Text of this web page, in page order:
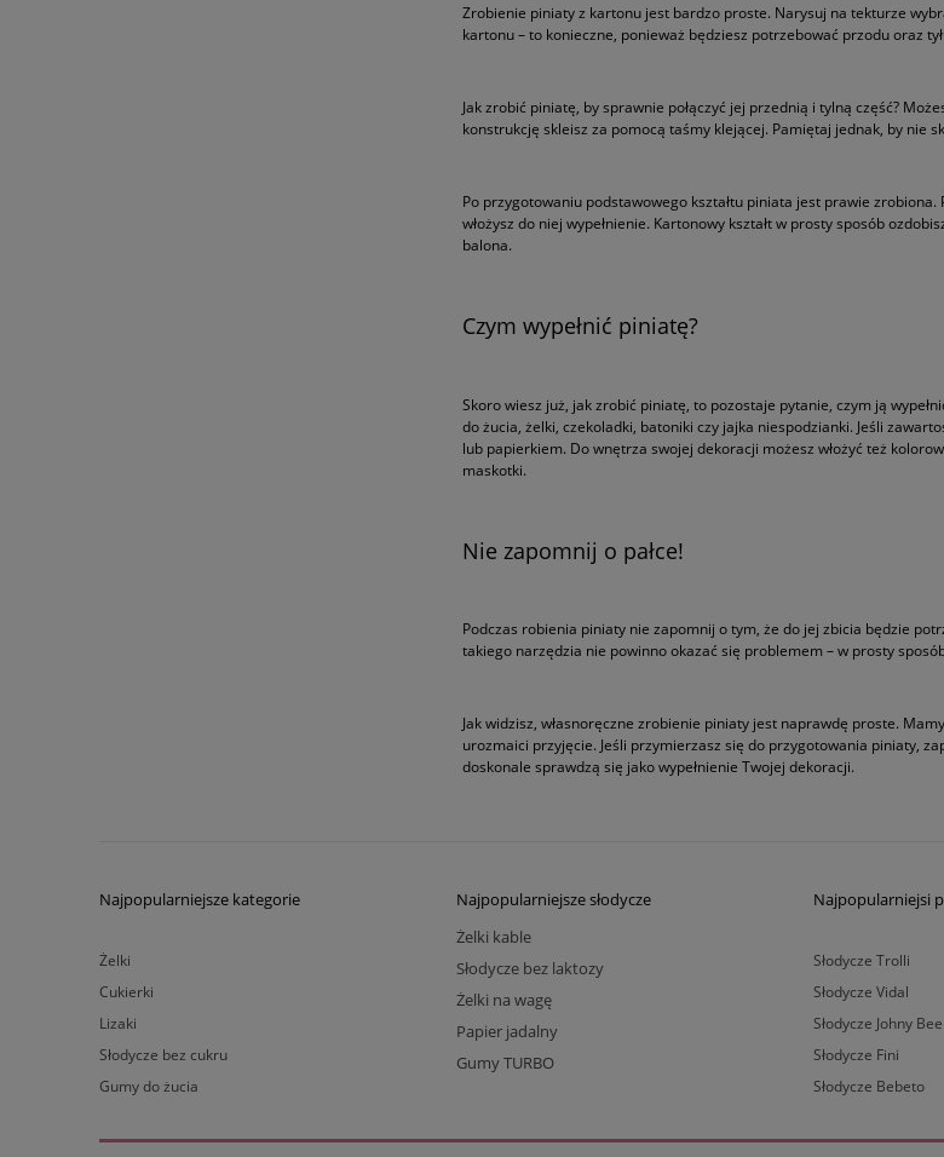
Zrobienie piniaty z kartonu jest bardzo proste. Narysuj na tekturze
kartonu – to konieczne, ponieważ będziesz potrzebować przodu oraz
Jak zrobić piniatę, by sprawnie połączyć jej przednią i tylną część?
konstrukcję skleisz za pomocą taśmy klejącej. Pamiętaj jednak, by nie
Po przygotowaniu podstawowego kształtu piniata jest prawie
włożysz do niej wypełnienie. Kartonowy kształt w prosty sposób
balona.
Czym wypełnić piniatę?
Skoro wiesz już, jak zrobić piniatę, to pozostaje pytanie, czym ją
do żucia, żelki, czekoladki, batoniki czy jajka niespodzianki. Jeśli
lub papierkiem. Do wnętrza swojej dekoracji możesz włożyć też
maskotki.
Nie zapomnij o pałce!
Podczas robienia piniaty nie zapomnij o tym, że do jej zbicia będzie
takiego narzędzia nie powinno okazać się problemem – w prosty
Jak widzisz, własnoręczne zrobienie piniaty jest naprawdę proste.
urozmaici przyjęcie. Jeśli przymierzasz się do przygotowania piniaty,
doskonale sprawdzą się jako wypełnienie Twojej dekoracji.
Najpopularniejsze kategorie
Żelki
Cukierki
Lizaki
Słodycze bez cukru
Gumy do żucia
Najpopularniejsze słodycze
Żelki kable
Słodycze bez laktozy
Żelki na wagę
Papier jadalny
Gumy TURBO
Najpopularniejsi
Słodycze Trolli
Słodycze Vidal
Słodycze Johny Bee
Słodycze Fini
Słodycze Bebeto